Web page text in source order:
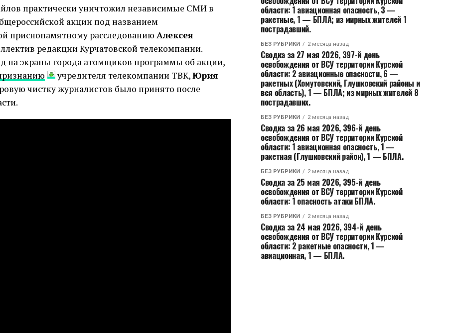
практически уничтожил независимые СМИ в
акции под названием
приснопамятному расследованию Алексея
редакции Курчатовской телекомпании.
на экраны города атомщиков программы об акции,
учредителя телекомпании ТВК,Юрия
чистку журналистов было принято после
области: 1 авиационная опасность, 3 —
ракетные, 1 — БПЛА; из мирных жителей 1
пострадавший.
БЕЗ РУБРИКИ 2 месяца назад
Сводка за 27 мая 2026, 397-й день
освобождения от ВСУ территории Курской
области: 2 авиационные опасности, 6 —
ракетных (Хомутовский, Глушковский районы и
вся область), 1 — БПЛА; из мирных жителей 8
пострадавших.
БЕЗ РУБРИКИ 2 месяца назад
Сводка за 26 мая 2026, 396-й день
освобождения от ВСУ территории Курской
области: 1 авиационная опасность, 1 —
ракетная (Глушковский район), 1 — БПЛА.
БЕЗ РУБРИКИ 2 месяца назад
Сводка за 25 мая 2026, 395-й день
освобождения от ВСУ территории Курской
области: 1 опасность атаки БПЛА.
БЕЗ РУБРИКИ 2 месяца назад
Сводка за 24 мая 2026, 394-й день
освобождения от ВСУ территории Курской
области: 2 ракетные опасности, 1 —
авиационная, 1 — БПЛА.